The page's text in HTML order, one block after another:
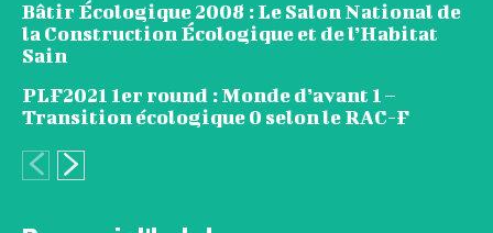
Bâtir Écologique 2008 : Le Salon National de
la Construction Écologique et de l’Habitat
Sain
PLF2021 1er round : Monde d’avant 1 –
Transition écologique 0 selon le RAC-F